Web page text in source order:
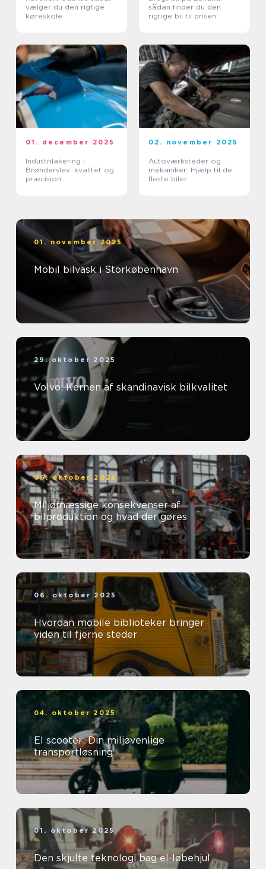
vælger du den rigtige
køreskole
sådan finder du den
rigtige bil til prisen
01. december 2025
Industrilakering i
Brønderslev: kvalitet og
præcision
02. november 2025
Autoværksteder og
mekaniker: Hjælp til de
fleste biler
01. november 2025
Mobil bilvask i Storkøbenhavn
29. oktober 2025
Volvo: Kernen af skandinavisk bilkvalitet
06. oktober 2025
Miljømæssige konsekvenser af
bilproduktion og hvad der gøres
06. oktober 2025
Hvordan mobile biblioteker bringer
viden til fjerne steder
04. oktober 2025
El scooter: Din miljøvenlige
transportløsning
01. oktober 2025
Den skjulte teknologi bag el-løbehjul